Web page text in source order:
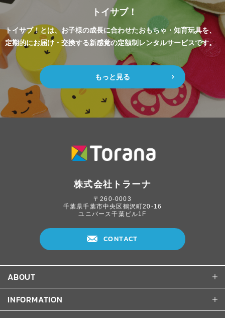
トイサブ！
トイサブ！とは、お子様の成長に合わせたおもちゃ・知育玩具を、
定期的にお届け・交換する新感覚の定額制レンタルサービスです。
もっと見る
株式会社トラーナ
〒260-0003
千葉県千葉市中央区鶴沢町20-16
ユニバース千葉ビル1F
CONTACT
ABOUT
INFORMATION